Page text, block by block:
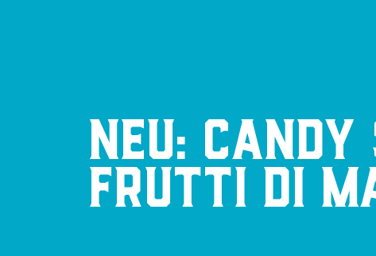
NEU: CANDY
FRUTTI DI